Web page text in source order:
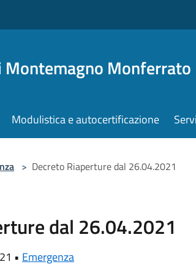
Montemagno Monferrato
Modulistica e autocertificazione
> Decreto Riaperture dal 26.04.2021
dal 26.04.2021
• Emergenza